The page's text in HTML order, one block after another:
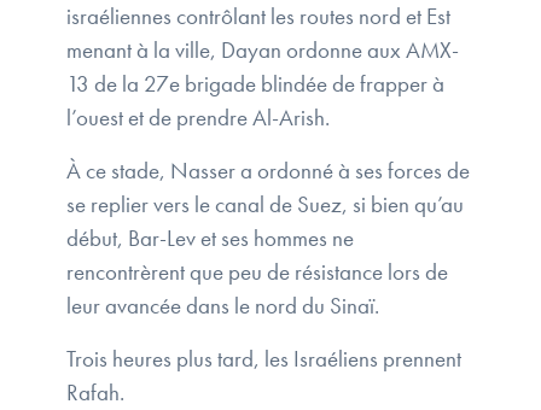
israéliennes contrôlant les routes nord et Est
menant à la ville, Dayan ordonne aux AMX-
13 de la 27e brigade blindée de frapper à
l’ouest et de prendre Al-Arish.
À ce stade, Nasser a ordonné à ses forces de
se replier vers le canal de Suez, si bien qu’au
début, Bar-Lev et ses hommes ne
rencontrèrent que peu de résistance lors de
leur avancée dans le nord du Sinaï.
Trois heures plus tard, les Israéliens prennent
Rafah.